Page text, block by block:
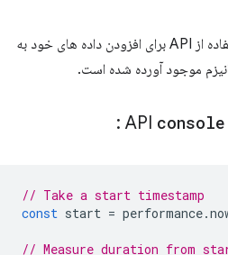
در اینجا چند نمونه از نحوه استفاده از API برای افزودن داده های خود به
موجود آورده شده است.
console
:
// Take a start timestamp
const start = performance.
// Measure duration from